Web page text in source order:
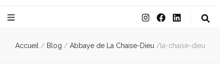
Accueil / Blog / Abbaye de La Chaise-Dieu /la-chaise-dieu